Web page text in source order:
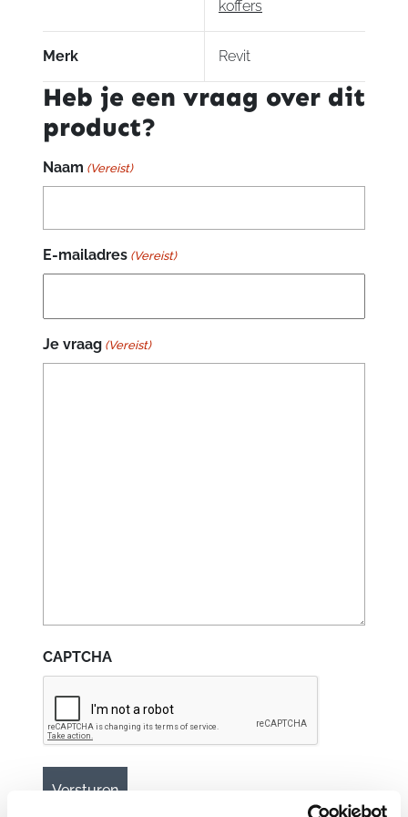
koffers
Merk Revit
Heb je een vraag over dit
product?
Naam (Vereist)
E-mailadres (Vereist)
Je vraag (Vereist)
CAPTCHA